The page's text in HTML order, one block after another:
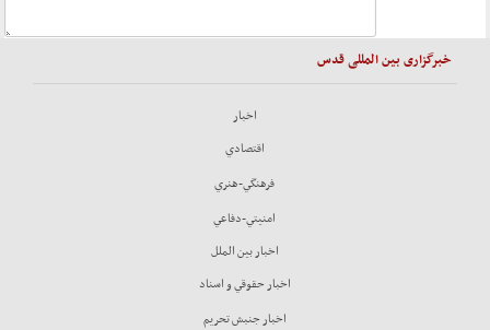
خبرگزاری بین المللی قدس
اخبار
اقتصادي
فرهنگي-هنري
امنيتي-دفاعي
اخبار بين الملل
اخبار حقوقي و اسناد
اخبار جنبش تحريم